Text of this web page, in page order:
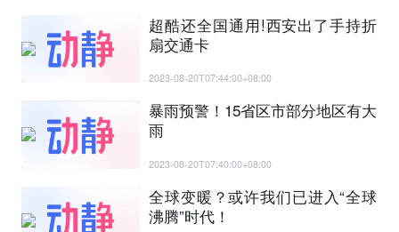
超酷还全国通用!西安出了手持折
扇交通卡
2023-08-20T07:44:00+08:00
暴雨预警！15省区市部分地区有大
雨
2023-08-20T07:40:00+08:00
全球变暖？或许我们已进入“全球
沸腾”时代！